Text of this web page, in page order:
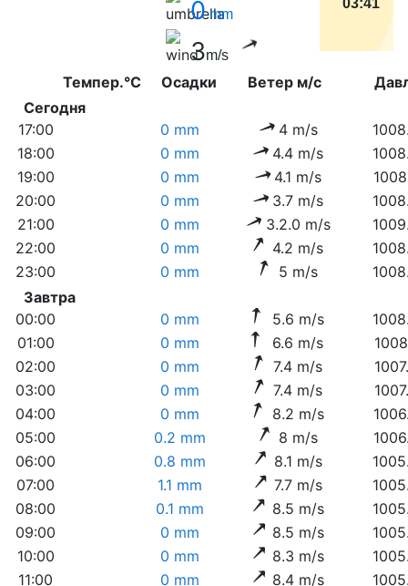
0mm
3m/s
Темпер.°C Осадки Ветер м/с
Сегодня
17:00
0 mm 4 m/s
18:00
0 mm 4.4 m/s
19:00
0 mm 4.1 m/s
20:00
0 mm 3.7 m/s
21:00
0 mm 3.2.0 m/s
22:00
0 mm 4.2 m/s
23:00
0 mm 5 m/s
Завтра
00:00
0 mm 5.6 m/s
01:00
0 mm 6.6 m/s
02:00
0 mm 7.4 m/s
03:00
0 mm 7.4 m/s
04:00
0 mm 8.2 m/s
05:00
0.2 mm 8 m/s
06:00
0.8 mm 8.1 m/s
07:00
1.1 mm 7.7 m/s
08:00
0.1 mm 8.5 m/s
09:00
0 mm 8.5 m/s
10:00
0 mm 8.3 m/s
11:00
0 mm 8.4 m/s